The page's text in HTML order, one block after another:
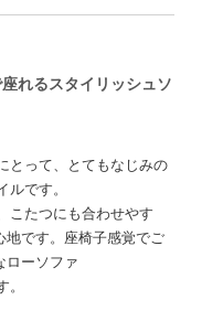
れるスタイリッシュソ
とって、とてもなじみの
ルです。
こたつにも合わせやす
地です。座椅子感覚でご
ローソファ
。